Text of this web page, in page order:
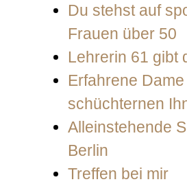
Du stehst auf
Frauen über 50
Lehrerin 61 gibt
Erfahrene
schüchternen
Alleinstehende
Berlin
Treffen bei mir